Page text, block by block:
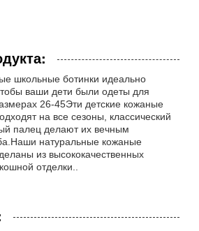
школьные ботинки идеально
ваши дети были одеты для
26-45Эти детские кожаные
на все сезоны, классический
палец делают их вечным
натуральные кожаные
из высококачественных
отделки..